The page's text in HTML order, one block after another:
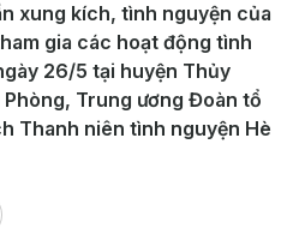
xung kích, tình nguyện của
gia các hoạt động tình
26/5 tại huyện Thủy
Trung ương Đoàn tổ
Thanh niên tình nguyện Hè